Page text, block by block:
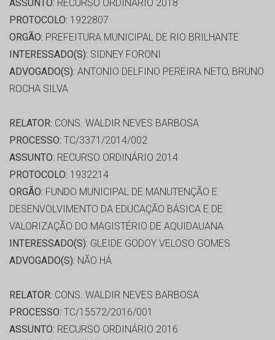
ASSUNTO: RECURSO ORDINÁRIO 2018
PROTOCOLO: 1922807
ORGÃO: PREFEITURA MUNICIPAL DE RIO BRILHANTE
INTERESSADO(S): SIDNEY FORONI
ADVOGADO(S): ANTONIO DELFINO PEREIRA NETO, BRUNO
ROCHA SILVA
RELATOR: CONS. WALDIR NEVES BARBOSA
PROCESSO: TC/3371/2014/002
ASSUNTO: RECURSO ORDINÁRIO 2014
PROTOCOLO: 1932214
ORGÃO: FUNDO MUNICIPAL DE MANUTENÇÃO E
DESENVOLVIMENTO DA EDUCAÇÃO BÁSICA E DE
VALORIZAÇÃO DO MAGISTÉRIO DE AQUIDAUANA
INTERESSADO(S): GLEIDE GODOY VELOSO GOMES
ADVOGADO(S): NÃO HÁ
RELATOR: CONS. WALDIR NEVES BARBOSA
PROCESSO: TC/15572/2016/001
ASSUNTO: RECURSO ORDINÁRIO 2016